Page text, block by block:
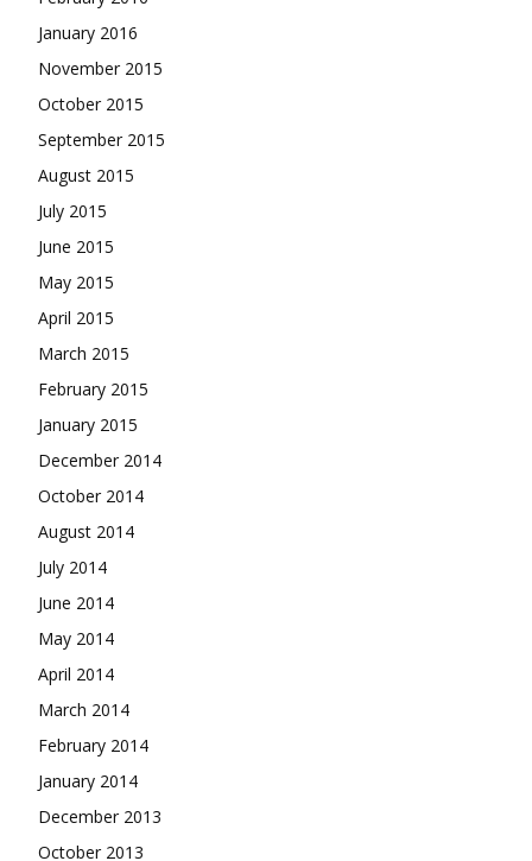
January 2016
November 2015
October 2015
September 2015
August 2015
July 2015
June 2015
May 2015
April 2015
March 2015
February 2015
January 2015
December 2014
October 2014
August 2014
July 2014
June 2014
May 2014
April 2014
March 2014
February 2014
January 2014
December 2013
October 2013